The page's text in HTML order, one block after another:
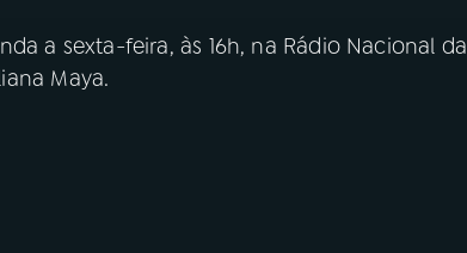
a sexta-feira, às 16h, na Rádio Nacional da
Maya.